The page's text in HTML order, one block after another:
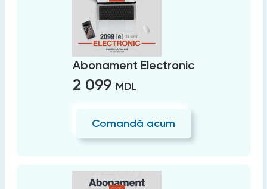
Abonament Electronic
2 099 MDL
Comandă acum